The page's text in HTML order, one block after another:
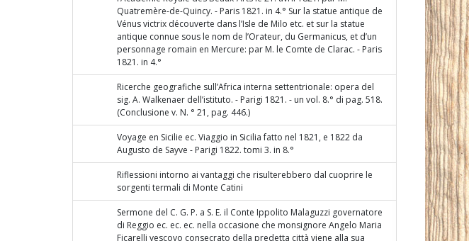
Quatremère-de-Quincy. - Paris 1821. in 4.° Sur la statue antique de
Vénus victrix découverte dans l’Isle de Milo etc. et sur la statue
antique connue sous le nom de l’Orateur, du Germanicus, et d’un
personnage romain en Mercure: par M. le Comte de Clarac. - Paris
1821. in 4.°
Ricerche geografiche sull’Africa interna settentrionale: opera del
sig. A. Walkenaer dell’istituto. - Parigi 1821. - un vol. 8.° di pag. 518.
(Conclusione v. N. ° 21, pag. 446.)
Voyage en Sicilie ec. Viaggio in Sicilia fatto nel 1821, e 1822 da
Augusto de Sayve - Parigi 1822. tomi 3. in 8.°
Riflessioni intorno ai vantaggi che risulterebbero dal cuoprire le
sorgenti termali di Monte Catini
Sermone del C. G. P. a S. E. il Conte Ippolito Malaguzzi governatore
di Reggio ec. ec. ec. nella occasione che monsignore Angelo Maria
Ficarelli vescovo consecrato della predetta città viene alla sua